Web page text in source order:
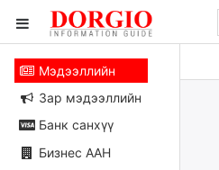
Мэдээллийн
Зар мэдээллийн
Банк санхүү
Бизнес ААН